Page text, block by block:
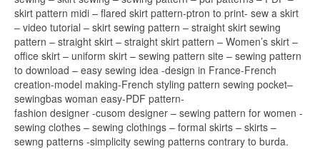
skirt pattern midi – flared skirt pattern-ptron to print- sew a skirt
– video tutorial – skirt sewing pattern – straight skirt sewing
pattern – straight skirt – straight skirt pattern – Women’s skirt –
office skirt – uniform skirt – sewing pattern site – sewing pattern
to download – easy sewing idea -design in France-French
creation-model making-French styling pattern sewing pocket–
sewingbas woman easy-PDF pattern-
fashion designer -cusom designer – sewing pattern for women -
sewing clothes – sewing clothings – formal skirts – skirts –
sewng patterns -simplicity sewing patterns contrary to burda.